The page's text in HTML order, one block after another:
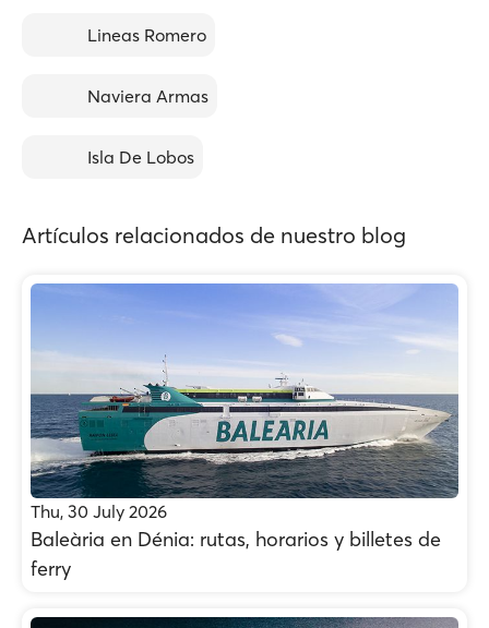
Lineas Romero
Naviera Armas
Isla De Lobos
Artículos relacionados de nuestro blog
Thu, 30 July 2026
Baleària en Dénia: rutas, horarios y billetes de
ferry